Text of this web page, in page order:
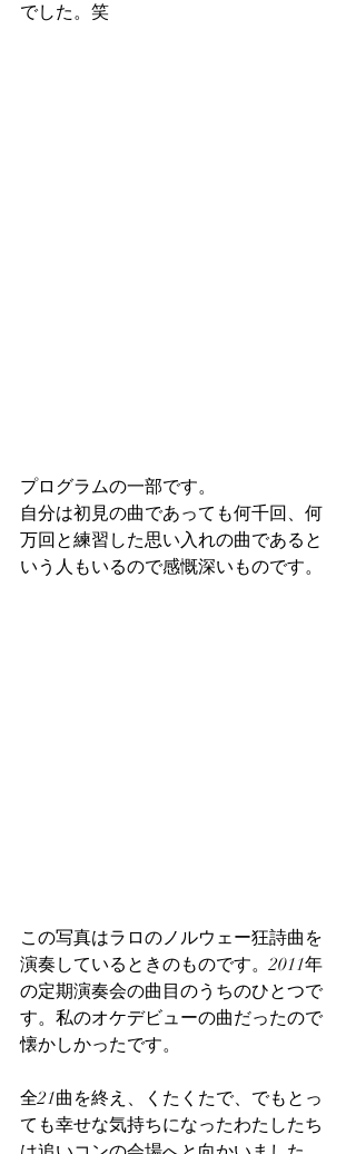
でした。笑
プログラムの一部です。
自分は初見の曲であっても何千回、何
万回と練習した思い入れの曲であると
いう人もいるので感慨深いものです。
この写真はラロのノルウェー狂詩曲を
演奏しているときのものです。2011年
の定期演奏会の曲目のうちのひとつで
す。私のオケデビューの曲だったので
懐かしかったです。
全21曲を終え、くたくたで、でもとっ
ても幸せな気持ちになったわたしたち